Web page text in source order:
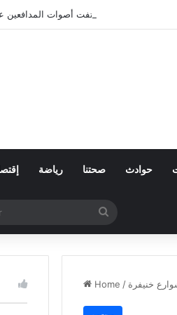
في سبتة.. أين اختفت أصوات
رياضة صحتنا حوادث
for
Home / خنيفرة